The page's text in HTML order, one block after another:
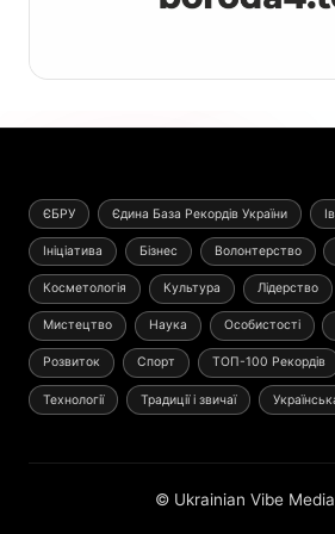
ЄБРУ Єдина База Рекордів України
Ініціатива Бізнес Волонтерство
Косметологія Культура Лідерство
Мистецтво Наука Особистості
Розвиток Спорт ТОП-100 Рекордів
Технології Традиції і звичаї
© Ukrainian Vibe